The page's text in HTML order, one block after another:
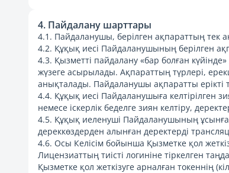
4. Пайдалану шарттары
4.1. Пайдаланушы, берілген ақпараттың тек
4.2. Құқық иесі Пайдаланушының берілген
4.3. Қызметті пайдалану «бар болған
жүзеге асырылады. Ақпараттың түрлері,
анықталады. Пайдаланушы ақпаратты ерікті
4.4. Құқық иесі Пайдаланушыға келтірілген
немесе іскерлік беделге зиян келтіру,
4.5. Құқық иеленуші Пайдаланушының
дереккөздерден алынған деректерді
4.6. Осы Келісім бойынша Қызметке қол
Лицензиаттың тиісті логиніне тіркелген
Қызметке қол жеткізуге арналған токеннің